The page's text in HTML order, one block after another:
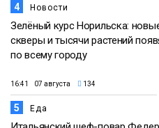
4 Новости
Зелёный курс Норильска:
скверы и тысячи растений
по всему городу
16:41 07 августа 134
5 Еда